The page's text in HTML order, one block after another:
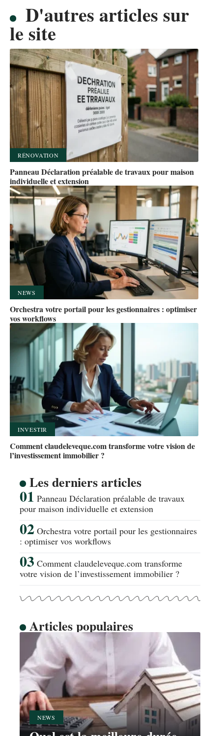
D'autres articles sur
le site
RÉNOVATION
Panneau Déclaration préalable de travaux pour maison
individuelle et extension
NEWS
Orchestra votre portail pour les gestionnaires : optimiser
vos workflows
INVESTIR
Comment claudeleveque.com transforme votre vision de
l’investissement immobilier ?
Les derniers articles
Panneau Déclaration préalable de travaux
pour maison individuelle et extension
Orchestra votre portail pour les gestionnaires
: optimiser vos workflows
Comment claudeleveque.com transforme
votre vision de l’investissement immobilier ?
Articles populaires
NEWS